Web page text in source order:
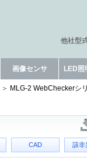
他社型
画像センサ LED照
MLG-2 WebCheckerシ
CAD 該非